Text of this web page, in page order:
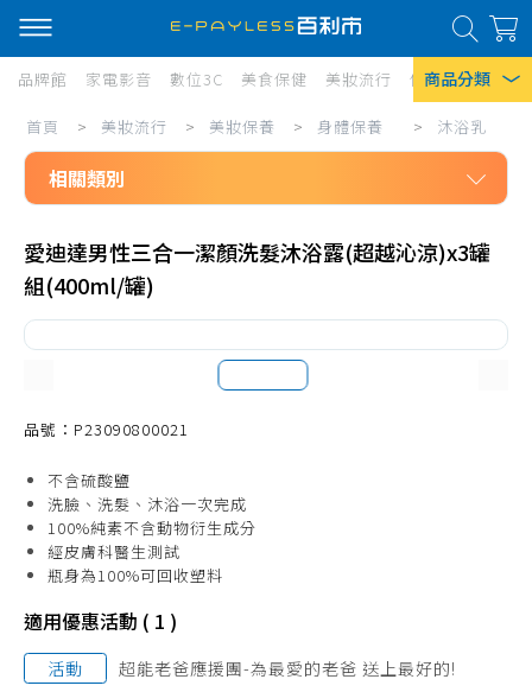
商品分類
熱門搜尋
風扇
除濕機
衛生紙
品牌館 家電影音 數位3C 美食保健 美妝流行 傢俱寢具 居
美
妝
流
行/
美
妝
保
身
體
保
養/
沐
浴
乳
首頁 > 美妝流行 > 美妝保養 > 身體保養 > 沐浴乳
相關類別
美妝保養
身體保養
香皂、手工皂
洗手乳、洗手慕斯
去角質
潤膚乳液
手足保養
私密保養
體香膏、止汗劑
香水、香氛
愛迪達男性三合一潔顏洗髮沐浴露(超越沁涼)x3罐
組(400ml/罐)
品號：P23090800021
不含硫酸鹽
洗臉、洗髮、沐浴一次完成
100%純素不含動物衍生成分
經皮膚科醫生測試
瓶身為100%可回收塑料
適用優惠活動 ( 1 )
活動 超能老爸應援團-為最愛的老爸 送上最好的!